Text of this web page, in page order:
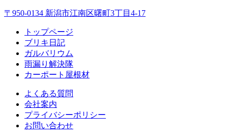
〒950-0134 新潟市江南区曙町3丁目4-17
トップページ
ブリキ日記
ガルバリウム
雨漏り解決隊
カーポート屋根材
よくある質問
会社案内
プライバシーポリシー
お問い合わせ